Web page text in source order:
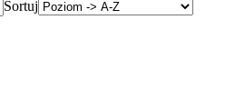
Sortuj